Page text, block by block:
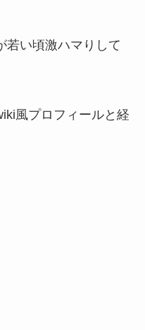
若い頃激ハマりして
風プロフィールと経